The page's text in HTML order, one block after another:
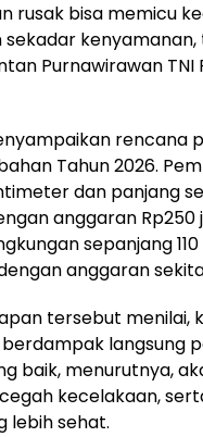
rusak bisa memicu
kenyamanan,
Purnawirawan TNI
rencana
Tahun 2026.
dan panjang
anggaran Rp250
sepanjang
anggaran
tersebut menilai,
langsung
baik, menurutnya,
kecelakaan,
lebih sehat.